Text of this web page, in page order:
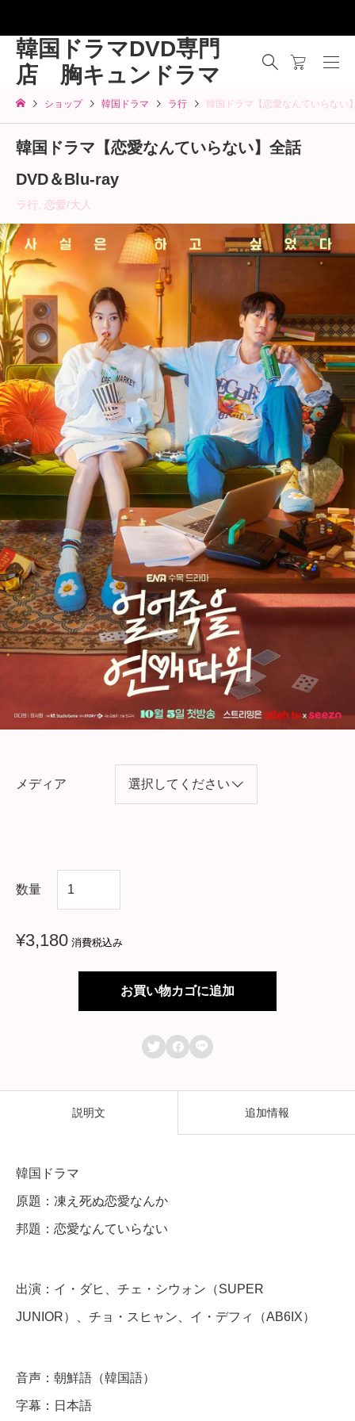
韓国ドラマDVD専門
店 胸キュンドラマ
ショップ 韓国ドラマ ラ行 韓国ドラマ【恋愛なんていらな
韓国ドラマ【恋愛なんていらない】全話
DVD＆Blu-ray
ラ行 恋愛/大人
メディア
数量
国
ド
な
い
全
話
V
D
¥3,180 消費税込み
お買い物カゴに追加
  
説明文 追加情報
韓国ドラマ
原題：凍え死ぬ恋愛なんか
邦題：恋愛なんていらない
出演：イ・ダヒ、チェ・シウォン（SUPER
JUNIOR）、チョ・スヒャン、イ・デフィ（AB6IX）
音声：朝鮮語（韓国語）
字幕：日本語